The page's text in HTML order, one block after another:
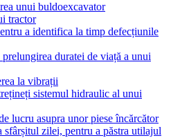
unui buldoexcavator
tractor
a identifica la timp defecțiunile
duratei de viață a unui
la vibrații
sistemul hidraulic al unui
lucru asupra unor piese încărcător
sfârșitul zilei, pentru a păstra utilajul